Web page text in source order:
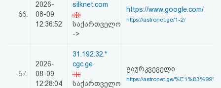
66.
2026-
08-09
12:36:52
silknet.com
საქართველო
->
https://www.google.com/
https://astronet.ge/1-2/
67.
2026-
08-09
12:28:04
31.192.32.*
cgc.ge
საქართველო
გაურკვეველი
https://astronet.ge/